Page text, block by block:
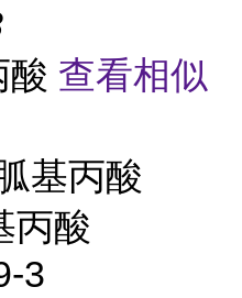
酸 查看相似
基丙酸
丙酸
3